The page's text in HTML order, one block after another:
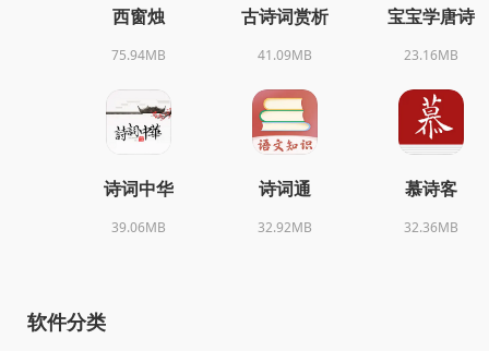
西窗烛
75.94MB
古诗词赏析
41.09MB
宝宝学唐诗
23.16MB
诗词中华
39.06MB
诗词通
32.92MB
慕诗客
32.36MB
软件分类